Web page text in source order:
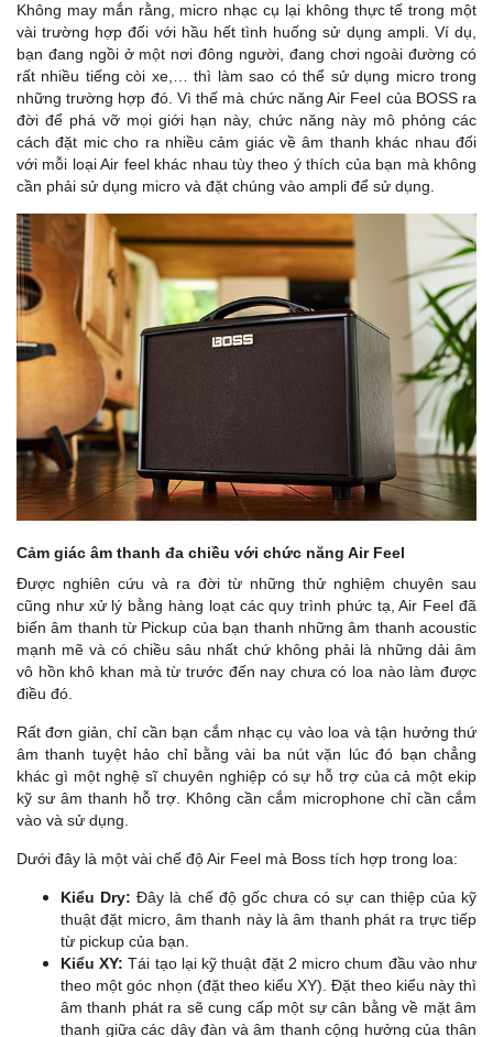
Không may mắn rằng, micro nhạc cụ lại không thực tế trong một
vài trường hợp đối với hầu hết tình huống sử dụng ampli. Ví dụ,
bạn đang ngồi ở một nơi đông người, đang chơi ngoài đường có
rất nhiều tiếng còi xe,… thì làm sao có thể sử dụng micro trong
những trường hợp đó. Vì thế mà chức năng Air Feel của BOSS ra
đời để phá vỡ mọi giới hạn này, chức năng này mô phỏng các
cách đặt mic cho ra nhiều cảm giác về âm thanh khác nhau đối
với mỗi loại Air feel khác nhau tùy theo ý thích của bạn mà không
cần phải sử dụng micro và đặt chúng vào ampli để sử dụng.
Cảm giác âm thanh đa chiều với chức năng Air Feel
Được nghiên cứu và ra đời từ những thử nghiệm chuyên sau
cũng như xử lý bằng hàng loạt các quy trình phức tạ, Air Feel đã
biến âm thanh từ Pickup của bạn thanh những âm thanh acoustic
mạnh mẽ và có chiều sâu nhất chứ không phải là những dải âm
vô hồn khô khan mà từ trước đến nay chưa có loa nào làm được
điều đó.
Rất đơn giản, chỉ cần bạn cắm nhạc cụ vào loa và tận hưởng thứ
âm thanh tuyệt hảo chỉ bằng vài ba nút vặn lúc đó bạn chẳng
khác gì một nghệ sĩ chuyên nghiệp có sự hỗ trợ của cả một ekip
kỹ sư âm thanh hỗ trợ. Không cần cắm microphone chỉ cần cắm
vào và sử dụng.
Dưới đây là một vài chế độ Air Feel mà Boss tích hợp trong loa:
Kiểu Dry: Đây là chế độ gốc chưa có sự can thiệp của kỹ
thuật đặt micro, âm thanh này là âm thanh phát ra trực tiếp
từ pickup của bạn.
Kiểu XY: Tái tạo lại kỹ thuật đặt 2 micro chum đầu vào như
theo một góc nhọn (đặt theo kiểu XY). Đặt theo kiểu này thì
âm thanh phát ra sẽ cung cấp một sự cân bằng về mặt âm
thanh giữa các dây đàn và âm thanh cộng hưởng của thân